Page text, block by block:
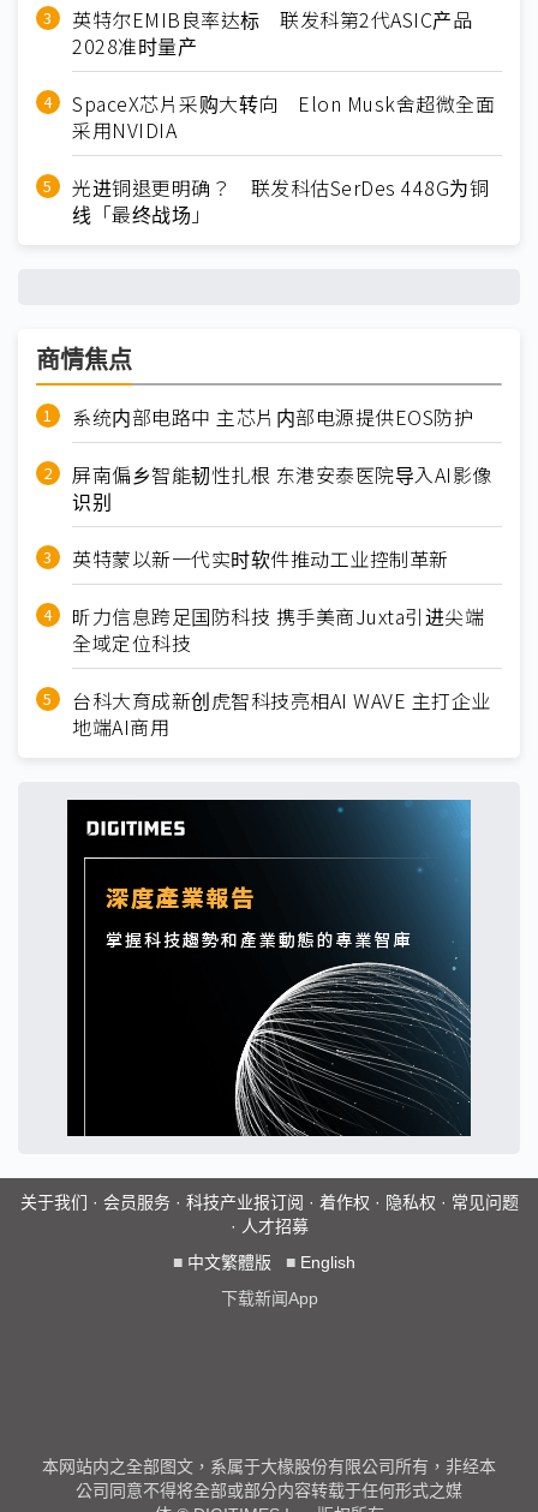
英特尔EMIB良率达标 联发科第2代ASIC产品
2028准时量产
SpaceX芯片采购大转向 Elon Musk舍超微全面
采用NVIDIA
光进铜退更明确？ 联发科估SerDes 448G为铜
线「最终战场」
商情焦点
系统内部电路中 主芯片内部电源提供EOS防护
屏南偏乡智能韧性扎根 东港安泰医院导入AI影像
识别
英特蒙以新一代实时软件推动工业控制革新
昕力信息跨足国防科技 携手美商Juxta引进尖端
全域定位科技
台科大育成新创虎智科技亮相AI WAVE 主打企业
地端AI商用
关于我们 · 会员服务· 科技产业报订阅 · 着作权 · 隐私权 · 常见问题
· 人才招募
■ 中文繁體版 ■ English
下载新闻App
本网站内之全部图文，系属于大椽股份有限公司所有，非经本
公司同意不得将全部或部分内容转载于任何形式之媒